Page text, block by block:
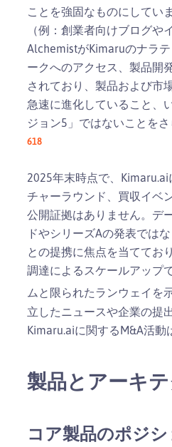
ことを強固なものにしていま
（例：創業者向けブログや
AlchemistがKimaruのナラ
ークへのアクセス、製品開
されており、製品および市
急速に進化していること、
ジョン5」ではないことをさ
618
2025年末時点で、
チャーラウンド、買収イベ
公開証拠はありません。デ
ドやシリーズAの発表では
との提携に焦点を当ててお
調達によるスケールアップ
ムと限られたランウェイを
立したニュースや企業の提
Kimaru.aiに関するM&A活動
製品とアーキ
コア製品のポジ